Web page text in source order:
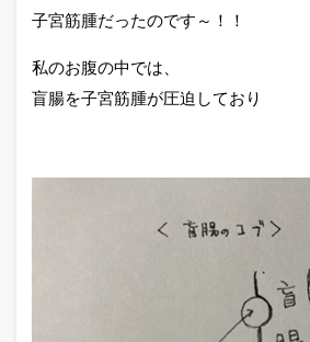
子宮筋腫だったのです～！！
私のお腹の中では、
盲腸を子宮筋腫が圧迫しており